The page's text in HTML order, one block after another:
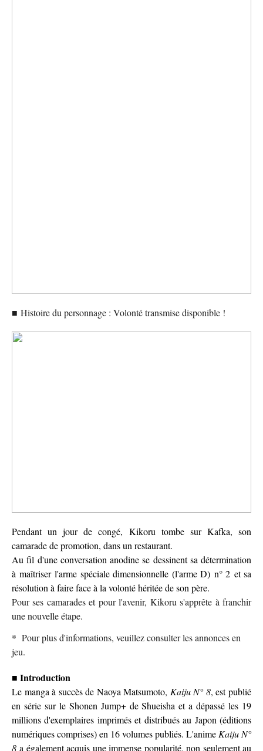
■ Histoire du personnage : Volonté transmise disponible !
Pendant un jour de congé, Kikoru tombe sur Kafka, son
camarade de promotion, dans un restaurant.
Au fil d'une conversation anodine se dessinent sa détermination
à maîtriser l'arme spéciale dimensionnelle (l'arme D) n° 2 et sa
résolution à faire face à la volonté héritée de son père.
Pour ses camarades et pour l'avenir, Kikoru s'apprête à franchir
une nouvelle étape.
* Pour plus d'informations, veuillez consulter les annonces en
jeu.
■ Introduction
Le manga à succès de Naoya Matsumoto, Kaiju N° 8, est publié
en série sur le Shonen Jump+ de Shueisha et a dépassé les 19
millions d'exemplaires imprimés et distribués au Japon (éditions
numériques comprises) en 16 volumes publiés. L'anime Kaiju N°
8 a également acquis une immense popularité, non seulement au